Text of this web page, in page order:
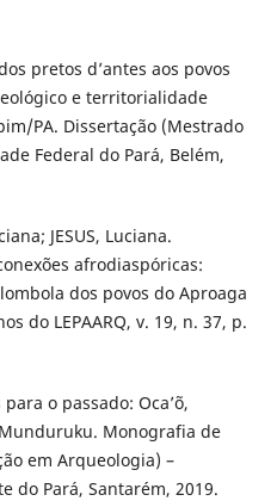
pretos d’antes aos povos
e territorialidade
PA. Dissertação (Mestrado
Federal do Pará, Belém,
JESUS, Luciana.
afrodiaspóricas:
dos povos do Aproaga
do LEPAARQ, v. 19, n. 37, p.
o passado: Oca’õ,
Monografia de
em Arqueologia) –
do Pará, Santarém, 2019.